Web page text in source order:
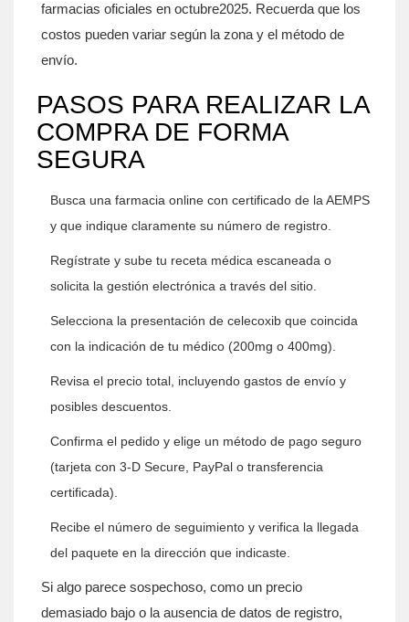
farmacias oficiales en octubre2025. Recuerda que los
costos pueden variar según la zona y el método de
envío.
PASOS PARA REALIZAR LA
COMPRA DE FORMA
SEGURA
Busca una farmacia online con certificado de la AEMPS
y que indique claramente su número de registro.
Regístrate y sube tu receta médica escaneada o
solicita la gestión electrónica a través del sitio.
Selecciona la presentación de celecoxib que coincida
con la indicación de tu médico (200mg o 400mg).
Revisa el precio total, incluyendo gastos de envío y
posibles descuentos.
Confirma el pedido y elige un método de pago seguro
(tarjeta con 3‑D Secure, PayPal o transferencia
certificada).
Recibe el número de seguimiento y verifica la llegada
del paquete en la dirección que indicaste.
Si algo parece sospechoso, como un precio
demasiado bajo o la ausencia de datos de registro,